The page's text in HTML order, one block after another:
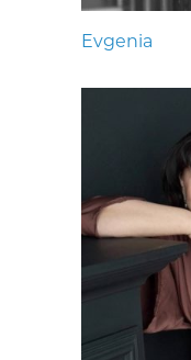
Evgenia